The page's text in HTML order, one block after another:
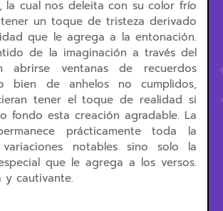
la cual nos deleita con su color frío
un toque de tristeza derivado
que le agrega a la entonación.
de la imaginación a través del
abrirse ventanas de recuerdos
bien de anhelos no cumplidos,
tener el toque de realidad si
fondo esta creación agradable. La
prácticamente toda la
notables sino solo la
que le agrega a los versos.
y cautivante.